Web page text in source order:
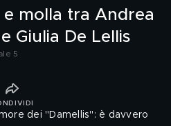
molla tra Andrea
Giulia De Lellis
5
dei "Damellis": è davvero